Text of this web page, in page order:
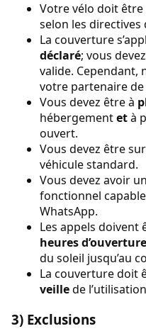
Votre vélo doit
selon les
La couverture
déclaré; vous
valide. Cependant,
votre partenaire de
Vous devez être à
hébergementetà
ouvert.
Vous devez être
véhicule standard.
Vous devez avoir
fonctionnel
WhatsApp.
Les appels doivent
heures d’ouverture
du soleil jusqu’au
La couverture doit
veillede
3) Exclusions